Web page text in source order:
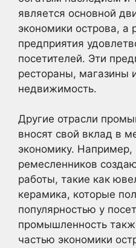
является основной
экономики острова, а
предприятия
посетителей. Эти
рестораны, магазины
недвижимость.
Другие отрасли
вносят свой вклад в
экономику.
ремесленников
работы, такие как
керамика, которые
популярностью у
промышленность
частью экономики